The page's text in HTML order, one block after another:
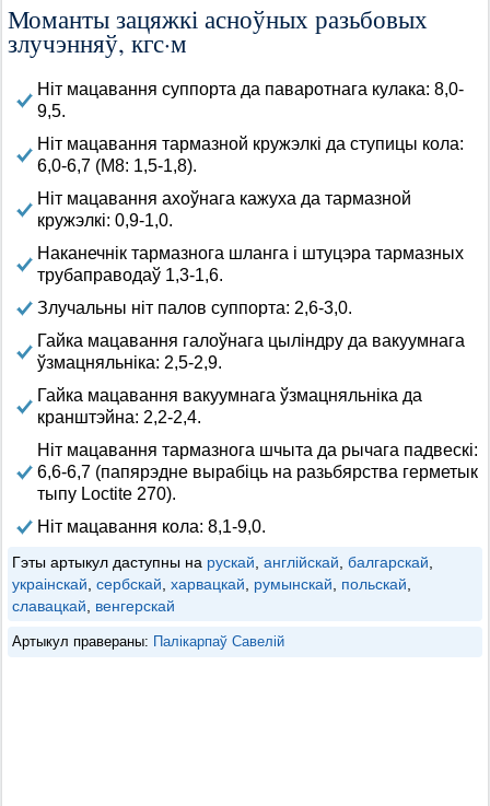
Моманты зацяжкі асноўных разьбовых
злучэнняў, кгс·м
Ніт мацавання суппорта да паваротнага кулака: 8,0-
9,5.
Ніт мацавання тармазной кружэлкі да ступицы кола:
6,0-6,7 (М8: 1,5-1,8).
Ніт мацавання ахоўнага кажуха да тармазной
кружэлкі: 0,9-1,0.
Наканечнік тармазнога шланга і штуцэра тармазных
трубаправодаў 1,3-1,6.
Злучальны ніт палов суппорта: 2,6-3,0.
Гайка мацавання галоўнага цыліндру да вакуумнага
ўзмацняльніка: 2,5-2,9.
Гайка мацавання вакуумнага ўзмацняльніка да
кранштэйна: 2,2-2,4.
Ніт мацавання тармазнога шчыта да рычага падвескі:
6,6-6,7 (папярэдне вырабіць на разьбярства герметык
тыпу Loctite 270).
Ніт мацавання кола: 8,1-9,0.
Гэты артыкул даступны на рускай англійскай балгарскай
украінскай сербскай харвацкай румынскай польскай
славацкай
венгерскай
Артыкул правераны: Палікарпаў Савелій